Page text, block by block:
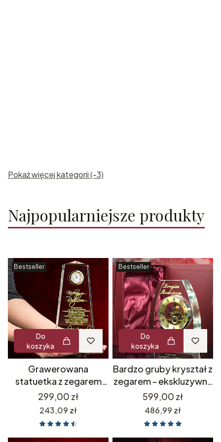
Pokaż więcej kategorii (-3)
Najpopularniejsze produkty
Bestseller
Do
koszyka
Grawerowana
statuetka z zegarem
luksusowy prezent
upominek biznesowy
dla szefa pracownika na
emeryturę odejście dla
Cena
299,00 zł
Cena
243,09 zł
Bestseller
Do
koszyka
Bardzo gruby kryształ z
zegarem - ekskluzywny
prezent dla szefa
rodziców na urodziny -
dowolny grawer + etui
Cena
599,00 zł
Cena
486,99 zł